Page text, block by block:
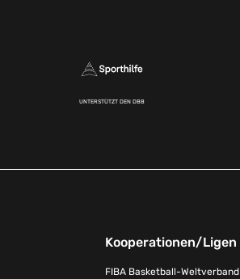
UNTERSTÜTZT DEN DBB
Kooperationen/Ligen
FIBA Basketball-Weltverband